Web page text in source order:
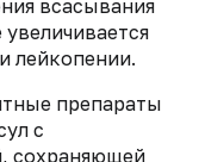
всасывания
лейкопении.
препараты
с
сохраняющей